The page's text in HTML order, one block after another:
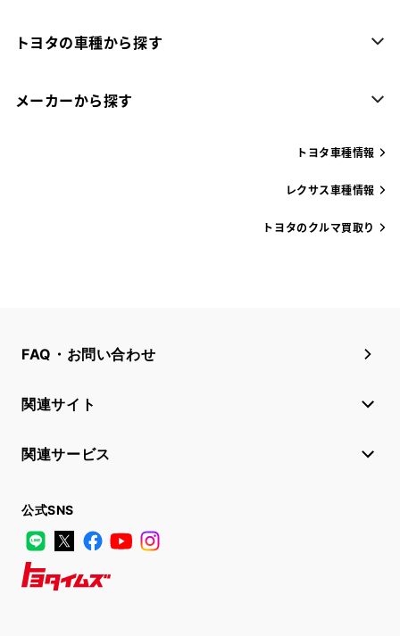
トヨタの車種から探す
メーカーから探す
トヨタ車種情報
レクサス車種情報
トヨタのクルマ買取り
FAQ・お問い合わせ
関連サイト
関連サービス
公式SNS
LINE
X FacebookYouTube